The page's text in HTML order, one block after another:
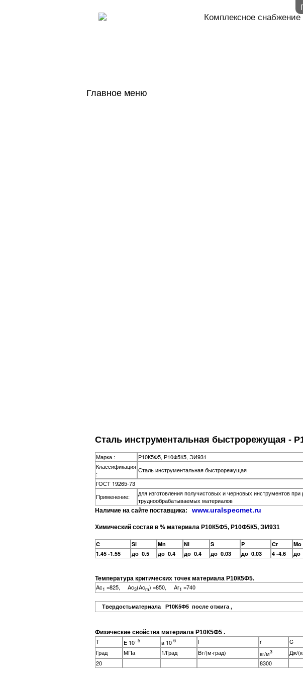
Комплексное
Главное меню
Сталь инструментальная быстрорежущая -
Марка :
Р10К5Ф5, Р10Ф5К5, ЭИ931
Классификация
:
Сталь инструментальная быстрорежущая
ГОСТ 19265-73
Применение:
для изготовления получистовых и черновых инструментов при
труднообрабатываемых материалов
Наличие на сайте поставщика: www.uralspecmet.ru
Химический состав в % материала Р10К5Ф5, Р10Ф5К5, ЭИ931
C Si Mn Ni S P Cr Mo
1.45 -1.55
до 0.5 до 0.4 до 0.4 до 0.03 до 0.03 4 -4.6 до
Температура критических точек материала Р10К5Ф5.
Ac1 =825, Ac3(Acm) =850, Ar1 =740
Твердостьматериала Р10К5Ф5 после отжига ,
Физические свойства материала Р10К5Ф5 .
T E 10- 5 a 10 6 l r C
Град МПа 1/Град Вт/(м·град) кг/м3 Дж/
20
8300